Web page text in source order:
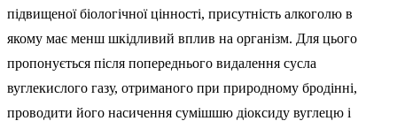
підвищеної біологічної цінності, присутність алкоголю в
якому має менш шкідливий вплив на організм. Для цього
пропонується після попереднього видалення сусла
вуглекислого газу, отриманого при природному бродінні,
проводити його насичення сумішшю діоксиду вуглецю і